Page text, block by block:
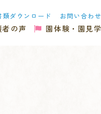
類ダウンロード お問い合わせ
者の声 園体験・園見学